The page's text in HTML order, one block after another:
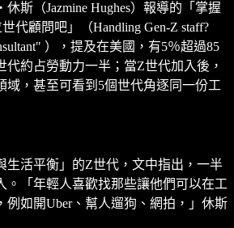
斯（Jazmine Hughes）報導的「掌握
代顧問吧」（Handling Gen-Z staff?
），提及在美國，有5％超過85
代約占勞動力一半；當Z世代加入後，
域，甚至可看到5個世代角逐同一份工
生活平衡」的Z世代，文中指出，一半
。「年輕人喜歡找那些讓他們可以在工
例如開Uber、幫人遛狗、網拍，」休斯